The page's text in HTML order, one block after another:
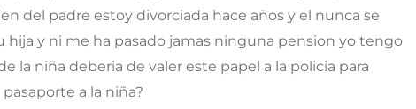
del padre estoy divorciada hace años y el nunca se
hija y ni me ha pasado jamas ninguna pension yo tengo
la niña deberia de valer este papel a la policia para
a la niña?